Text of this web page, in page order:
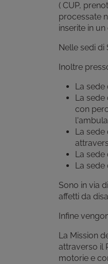
( CUP,
processate
inserite in
Nelle sedi
Inoltre
La
La
con
La
La
La
Sono in via
affetti da
Infine
La Mission
attraverso il
motorie e